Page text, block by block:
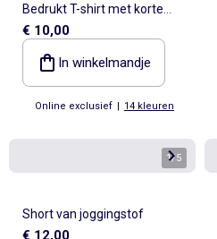
Bedrukt T-shirt met korte
mouwen
€ 10,00
In winkelmandje
Online exclusief | 14 kleuren
1/5
Short van joggingstof
€ 12,00